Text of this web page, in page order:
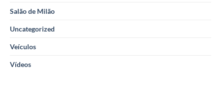
Salão de Milão
Uncategorized
Veículos
Vídeos